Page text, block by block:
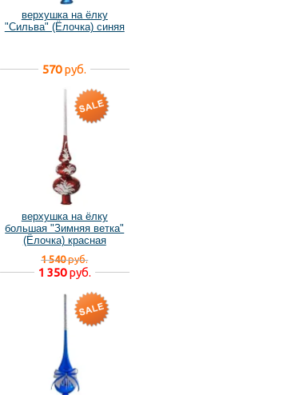
верхушка на ёлку
"Сильва" (Ёлочка) синяя
570руб.
верхушка на ёлку
большая "Зимняя ветка"
(Ёлочка) красная
1 540руб.
1 350руб.